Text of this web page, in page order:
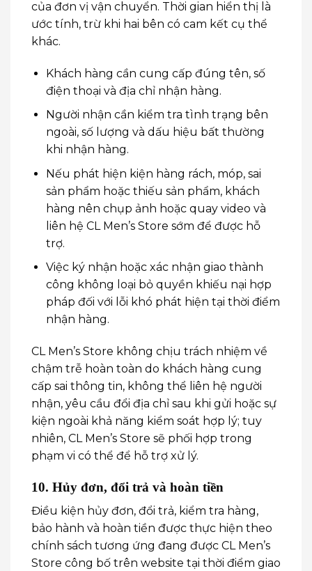
của đơn vị vận chuyển. Thời gian hiển thị là
ước tính, trừ khi hai bên có cam kết cụ thể
khác.
Khách hàng cần cung cấp đúng tên, số
điện thoại và địa chỉ nhận hàng.
Người nhận cần kiểm tra tình trạng bên
ngoài, số lượng và dấu hiệu bất thường
khi nhận hàng.
Nếu phát hiện kiện hàng rách, móp, sai
sản phẩm hoặc thiếu sản phẩm, khách
hàng nên chụp ảnh hoặc quay video và
liên hệ CL Men’s Store sớm để được hỗ
trợ.
Việc ký nhận hoặc xác nhận giao thành
công không loại bỏ quyền khiếu nại hợp
pháp đối với lỗi khó phát hiện tại thời điểm
nhận hàng.
CL Men’s Store không chịu trách nhiệm về
chậm trễ hoàn toàn do khách hàng cung
cấp sai thông tin, không thể liên hệ người
nhận, yêu cầu đổi địa chỉ sau khi gửi hoặc sự
kiện ngoài khả năng kiểm soát hợp lý; tuy
nhiên, CL Men’s Store sẽ phối hợp trong
phạm vi có thể để hỗ trợ xử lý.
10. Hủy đơn, đổi trả và hoàn tiền
Điều kiện hủy đơn, đổi trả, kiểm tra hàng,
bảo hành và hoàn tiền được thực hiện theo
chính sách tương ứng đang được CL Men’s
Store công bố trên website tại thời điểm giao